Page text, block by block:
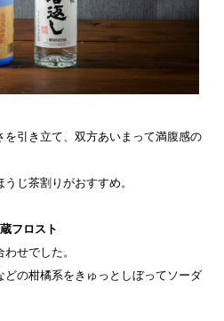
を引き立て、双方あいまって満腹感の
じ茶割りがおすすめ。
フロスト
せでした。
どの柑橘系をきゅっとしぼってソーダ